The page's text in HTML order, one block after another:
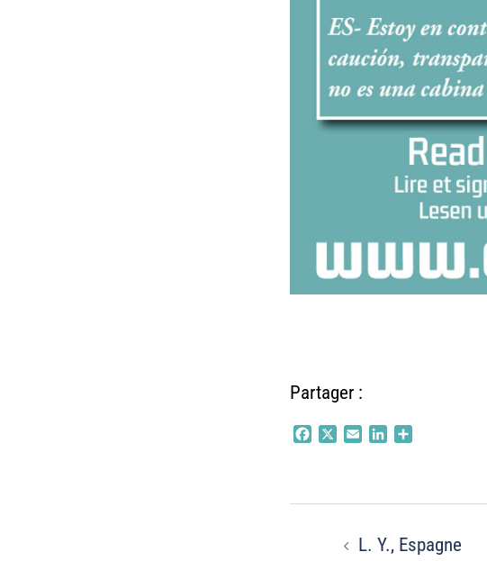
Partager :
Facebook Email LinkedIn
Navigation
L. Y., Espagne